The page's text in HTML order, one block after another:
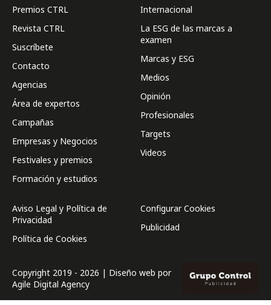
Premios CTRL
Revista CTRL
Suscríbete
Contacto
Agencias
Área de expertos
Campañas
Empresas y Negocios
Festivales y premios
Formación y estudios
Internacional
La ESG de las marcas a
examen
Marcas y ESG
Medios
Opinión
Profesionales
Targets
Videos
Aviso Legal y Política de
Privacidad
Política de Cookies
Configurar Cookies
Publicidad
Copyright 2019 - 2026 | Diseño web por
Agile Digital Agency